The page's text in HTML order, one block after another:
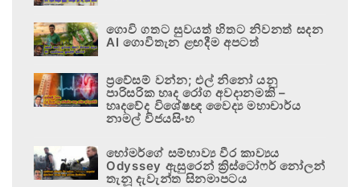
ගොවි ගතට සුවයත් හිතට නිවනත් සදන
AI ගොවිතැන ළඟදීම අපටත්
ප්‍රවේසම් වන්න; එල් නිනෝ යනු
පාරිසරික හෘද රෝග අවදානමකි –
හෘදවේද විශේෂඥ වෛද්‍ය මහාචාර්ය
නාමල් විජයසිංහ
හෝමර්ගේ සම්භාව්‍ය වීර කාව්‍යය
Odyssey ඇසුරෙන් ක්‍රිස්ටෝෆර් නෝලන්
තැනූ දැවැන්ත සිනමාපටය